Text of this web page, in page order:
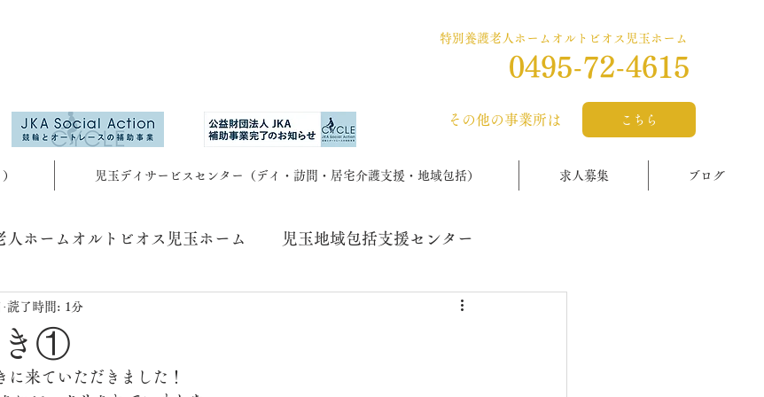
特別養護老人ホームオルトビオス児玉ホーム
0495-72-4615
​その他の事業所は こちら
児玉デイサービスセンター（デイ・訪問・居宅介護支援・地域包括） 求人募集 ブログ
人ホームオルトビオス児玉ホーム 児玉地域包括支援センター
き①
読了時間: 1分
来ていただきました！